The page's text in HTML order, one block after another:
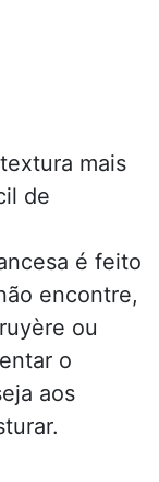
mais
de
é feito
encontre,
ou
o
aos